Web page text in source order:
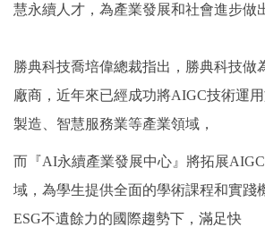
慧永續人才，為產業發展和社會進步做
勝典科技喬培偉總裁指出，勝典科技做
廠商，近年來已經成功將AIGC技術運
製造、智慧服務業等產業領域，
而『AI永續產業發展中心』將拓展
域，為學生提供全面的學術課程和實踐
ESG不遺餘力的國際趨勢下，滿足快